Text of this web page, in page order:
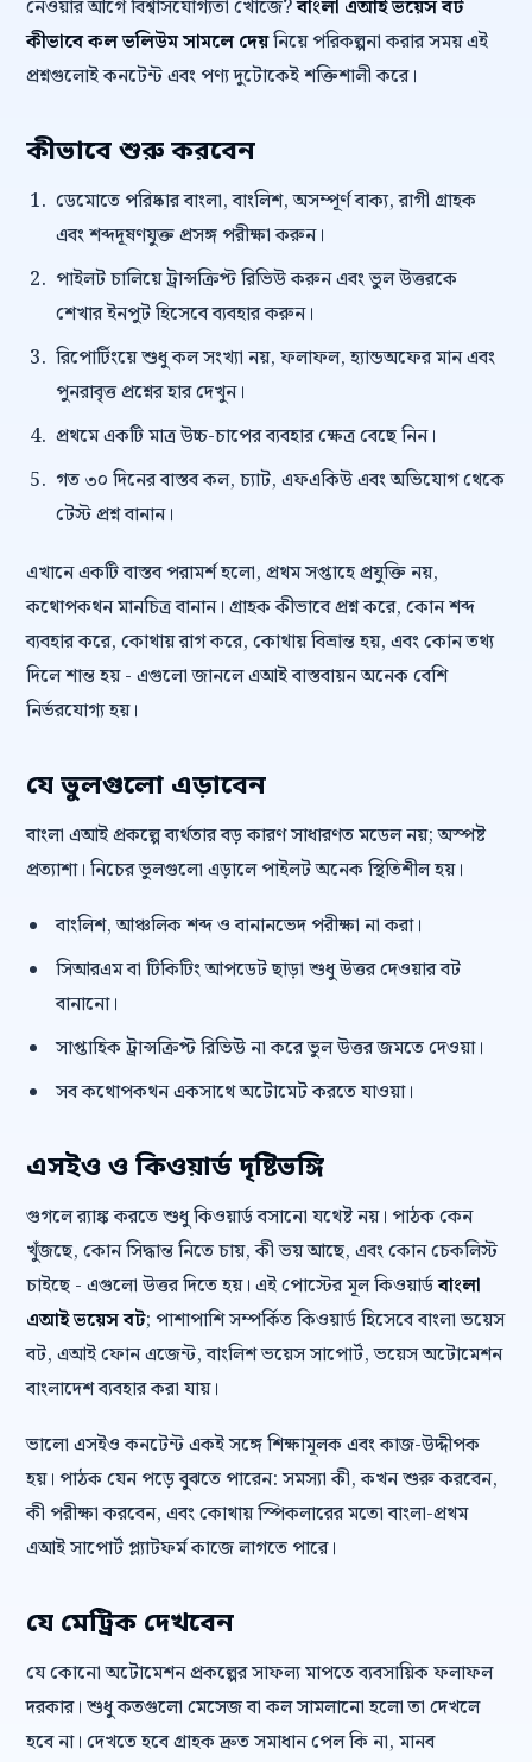
নেওয়ার আগে বিশ্বাসযোগ্যতা খোঁজে?বাংলা এআই ভয়েস বট
কীভাবে কল ভলিউম সামলে দেয়নিয়ে পরিকল্পনা করার সময় এই
প্রশ্নগুলোই কনটেন্ট এবং পণ্য দুটোকেই শক্তিশালী করে।
কীভাবে শুরু করবেন
ডেমোতে পরিষ্কার বাংলা, বাংলিশ, অসম্পূর্ণ বাক্য, রাগী গ্রাহক
এবং শব্দদূষণযুক্ত প্রসঙ্গ পরীক্ষা করুন।
পাইলট চালিয়ে ট্রান্সক্রিপ্ট রিভিউ করুন এবং ভুল উত্তরকে
শেখার ইনপুট হিসেবে ব্যবহার করুন।
রিপোর্টিংয়ে শুধু কল সংখ্যা নয়, ফলাফল, হ্যান্ডঅফের মান এবং
পুনরাবৃত্ত প্রশ্নের হার দেখুন।
প্রথমে একটি মাত্র উচ্চ-চাপের ব্যবহার ক্ষেত্র বেছে নিন।
গত ৩০ দিনের বাস্তব কল, চ্যাট, এফএকিউ এবং অভিযোগ থেকে
টেস্ট প্রশ্ন বানান।
এখানে একটি বাস্তব পরামর্শ হলো, প্রথম সপ্তাহে প্রযুক্তি নয়,
কথোপকথন মানচিত্র বানান। গ্রাহক কীভাবে প্রশ্ন করে, কোন শব্দ
ব্যবহার করে, কোথায় রাগ করে, কোথায় বিভ্রান্ত হয়, এবং কোন তথ্য
দিলে শান্ত হয় - এগুলো জানলে এআই বাস্তবায়ন অনেক বেশি
নির্ভরযোগ্য হয়।
যে ভুলগুলো এড়াবেন
বাংলা এআই প্রকল্পে ব্যর্থতার বড় কারণ সাধারণত মডেল নয়; অস্পষ্ট
প্রত্যাশা। নিচের ভুলগুলো এড়ালে পাইলট অনেক স্থিতিশীল হয়।
বাংলিশ, আঞ্চলিক শব্দ ও বানানভেদ পরীক্ষা না করা।
সিআরএম বা টিকিটিং আপডেট ছাড়া শুধু উত্তর দেওয়ার বট
বানানো।
সাপ্তাহিক ট্রান্সক্রিপ্ট রিভিউ না করে ভুল উত্তর জমতে দেওয়া।
সব কথোপকথন একসাথে অটোমেট করতে যাওয়া।
এসইও ও কিওয়ার্ড দৃষ্টিভঙ্গি
গুগলে র‍্যাঙ্ক করতে শুধু কিওয়ার্ড বসানো যথেষ্ট নয়। পাঠক কেন
খুঁজছে, কোন সিদ্ধান্ত নিতে চায়, কী ভয় আছে, এবং কোন চেকলিস্ট
চাইছে - এগুলো উত্তর দিতে হয়। এই পোস্টের মূল কিওয়ার্ডবাংলা
এআই ভয়েস বট; পাশাপাশি সম্পর্কিত কিওয়ার্ড হিসেবে বাংলা ভয়েস
বট, এআই ফোন এজেন্ট, বাংলিশ ভয়েস সাপোর্ট, ভয়েস অটোমেশন
বাংলাদেশ ব্যবহার করা যায়।
ভালো এসইও কনটেন্ট একই সঙ্গে শিক্ষামূলক এবং কাজ-উদ্দীপক
হয়। পাঠক যেন পড়ে বুঝতে পারেন: সমস্যা কী, কখন শুরু করবেন,
কী পরীক্ষা করবেন, এবং কোথায় স্পিকলারের মতো বাংলা-প্রথম
এআই সাপোর্ট প্ল্যাটফর্ম কাজে লাগতে পারে।
যে মেট্রিক দেখবেন
যে কোনো অটোমেশন প্রকল্পের সাফল্য মাপতে ব্যবসায়িক ফলাফল
দরকার। শুধু কতগুলো মেসেজ বা কল সামলানো হলো তা দেখলে
হবে না। দেখতে হবে গ্রাহক দ্রুত সমাধান পেল কি না, মানব